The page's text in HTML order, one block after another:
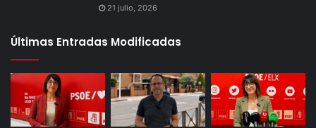
21 julio, 2026
Últimas Entradas Modificadas